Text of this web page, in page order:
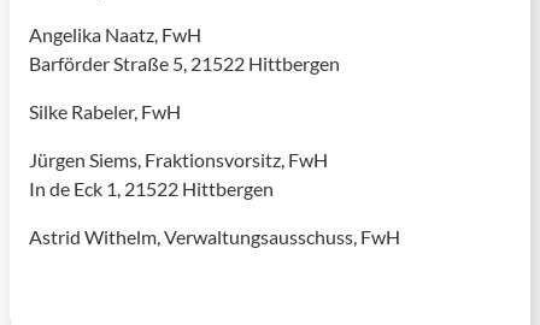
Angelika Naatz, FwH
Barförder Straße 5, 21522 Hittbergen
Silke Rabeler, FwH
Jürgen Siems, Fraktionsvorsitz, FwH
In de Eck 1, 21522 Hittbergen
Astrid Withelm, Verwaltungsausschuss, FwH